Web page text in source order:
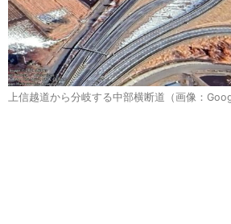
上信越道から分岐する中部横断道（画像：